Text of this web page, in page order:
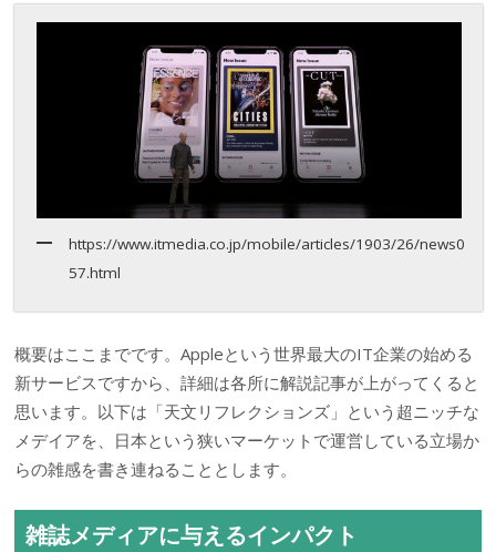
https://www.itmedia.co.jp/mobile/articles/1903/26/news0
57.html
概要はここまでです。Appleという世界最大のIT企業の始める
新サービスですから、詳細は各所に解説記事が上がってくると
思います。以下は「天文リフレクションズ」という超ニッチな
メデイアを、日本という狭いマーケットで運営している立場か
らの雑感を書き連ねることとします。
雑誌メディアに与えるインパクト